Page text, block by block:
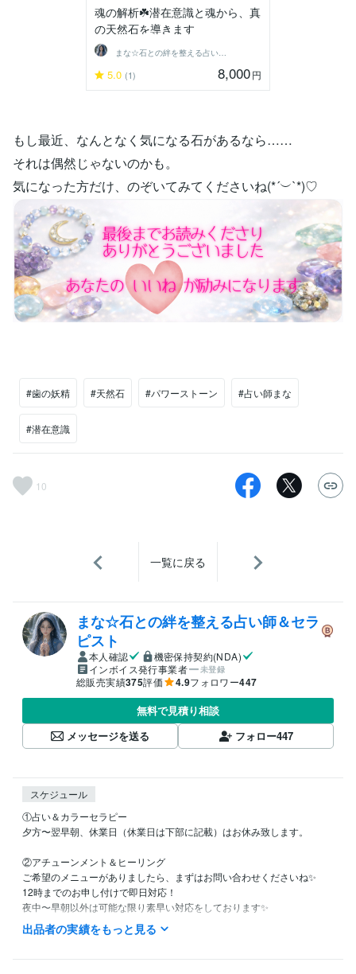
魂の解析☘️潜在意識と魂から、真
の天然石を導きます
まな☆石との絆を整える占い師＆セラピスト
5.0 (1) 8,000円
もし最近、なんとなく気になる石があるなら……
それは偶然じゃないのかも。
気になった方だけ、のぞいてみてくださいね(*´︶`*)♡
#歯の妖精 #天然石 #パワーストーン #占い師まな
#潜在意識
10
一覧に戻る
まな☆石との絆を整える占い師＆セラ
ピスト
本人確認
機密保持契約(NDA)
インボイス発行事業者
未登録
総販売実績375評価 4.9フォロワー447
無料で見積り相談
メッセージを送る
フォロー447
スケジュール
①占い＆カラーセラピー
夕方〜翌早朝、休業日（休業日は下部に記載）はお休み致します。
②アチューンメント＆ヒーリング
ご希望のメニューがありましたら、まずはお問い合わせくださいね✨
12時までのお申し付けで即日対応！
夜中〜早朝以外は可能な限り素早い対応をしております✨
┈┈┈┈┈┈┈ ❁ ❁ ❁ ┈┈┈┈┈┈┈┈
【休業日】
出品者の実績をもっと見る